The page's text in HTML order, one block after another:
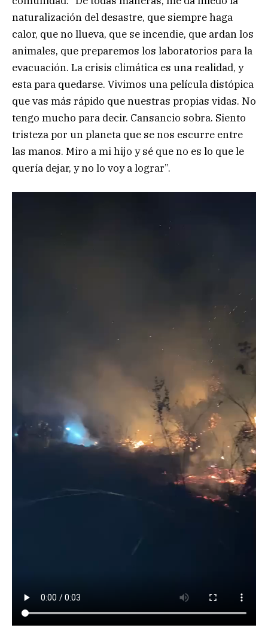
naturalización del desastre, que siempre haga
calor, que no llueva, que se incendie, que ardan los
animales, que preparemos los laboratorios para la
evacuación. La crisis climática es una realidad, y
esta para quedarse. Vivimos una película distópica
que vas más rápido que nuestras propias vidas. No
tengo mucho para decir. Cansancio sobra. Siento
tristeza por un planeta que se nos escurre entre
las manos. Miro a mi hijo y sé que no es lo que le
quería dejar, y no lo voy a lograr”.